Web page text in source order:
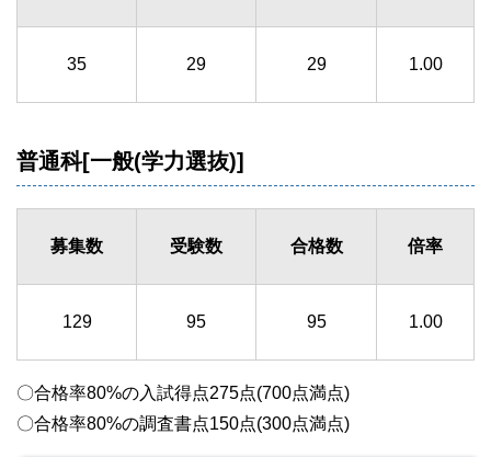
35 29 29 1.00
普通科[一般(学力選抜)]
募集数 受験数 合格数 倍率
129 95 95 1.00
〇合格率80%の入試得点275点(700点満点)
〇合格率80%の調査書点150点(300点満点)